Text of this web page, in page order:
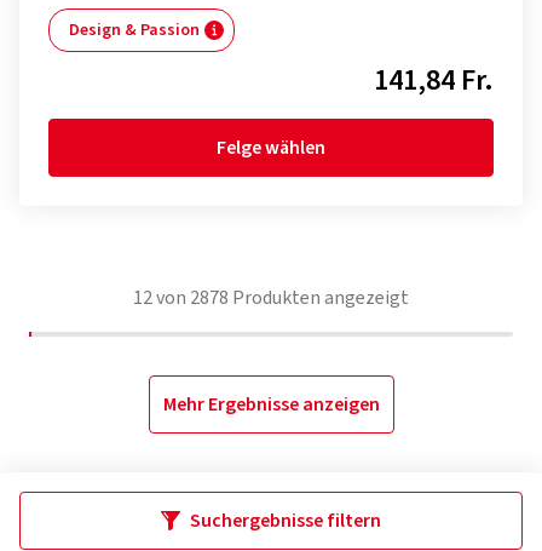
Design & Passion
141,84 Fr.
Felge wählen
12von 2878 Produkten angezeigt
Mehr Ergebnisse anzeigen
Suchergebnisse filtern